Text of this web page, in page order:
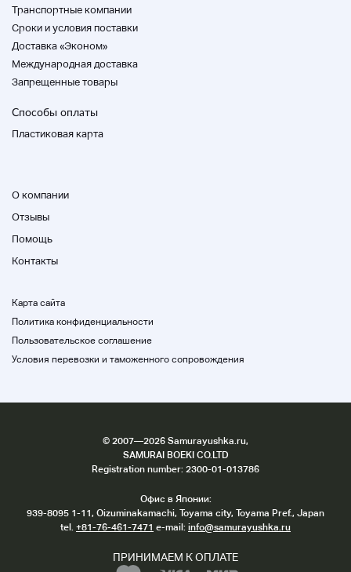
Транспортные компании
Cроки и условия поставки
Доставка «Эконом»
Международная доставка
Запрещенные товары
Способы оплаты
Пластиковая карта
О компании
Отзывы
Помощь
Контакты
Карта сайта
Политика конфиденциальности
Пользовательское соглашение
Условия перевозки и таможенного сопровождения
© 2007—2026 Samurayushka.ru,
SAMURAI BOEKI CO.LTD
Registration number: 2300-01-013786
Офис в Японии:
939-8095 1-11, Oizuminakamachi, Toyama city, Toyama Pref., Japan
tel. +81-76-461-7471 e-mail: info@samurayushka.ru
ПРИНИМАЕМ К ОПЛАТЕ